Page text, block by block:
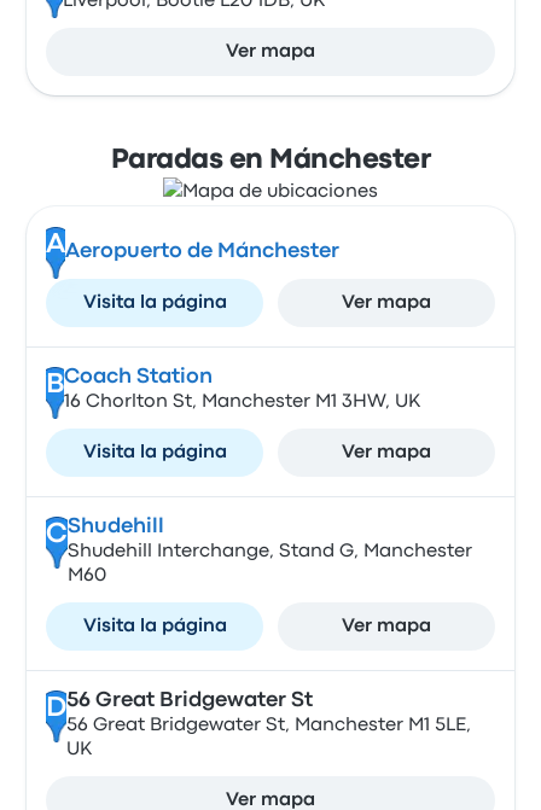
Ver mapa
Paradas en Mánchester
AAeropuerto de Mánchester
Visita la página Ver mapa
BCoach Station
16 Chorlton St, Manchester M1 3HW, UK
Visita la página Ver mapa
CShudehill
Shudehill Interchange, Stand G, Manchester
M60
Visita la página Ver mapa
D56 Great Bridgewater St
56 Great Bridgewater St, Manchester M1 5LE,
UK
Ver mapa